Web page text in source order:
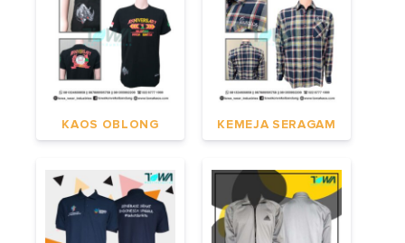
KAOS OBLONG KEMEJA SERAGAM